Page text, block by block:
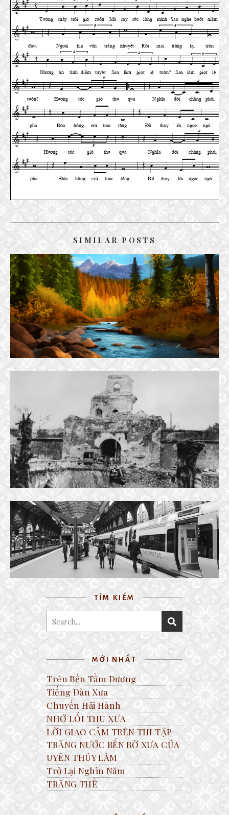
SIMILAR POSTS
SÔNG CHIA
10 September, 2024
XUÂN MẬU THÂN ĐAU THƯƠNG
9 March, 2018
SÂN GA TIỄN BIỆT
22 November, 2016
TÌM KIẾM
MỚI NHẤT
Trên Bến Tầm Dương
Tiếng Đàn Xưa
Chuyến Hải Hành
NHỚ LỐI THU XƯA
LỜI GIAO CẢM TRÊN THI TẬP
TRĂNG NƯỚC BẾN BỜ XƯA CỦA
UYÊN THÚY LÂM
Trở Lại Nghìn Năm
TRĂNG THỀ